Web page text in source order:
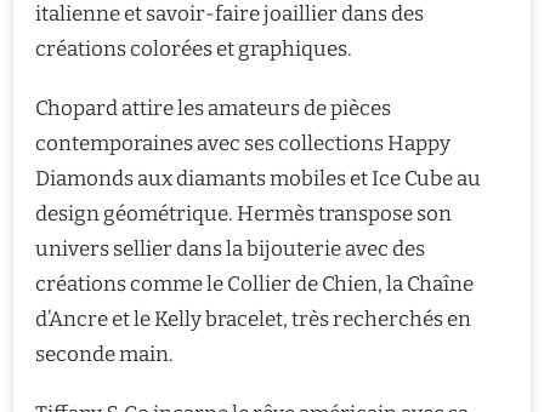
italienne et savoir-faire joaillier dans des
créations colorées et graphiques.
Chopard attire les amateurs de pièces
contemporaines avec ses collections Happy
Diamonds aux diamants mobiles et Ice Cube au
design géométrique. Hermès transpose son
univers sellier dans la bijouterie avec des
créations comme le Collier de Chien, la Chaîne
d’Ancre et le Kelly bracelet, très recherchés en
seconde main.